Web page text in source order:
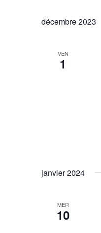
décembre 2023
VEN
1
janvier 2024
MER
10